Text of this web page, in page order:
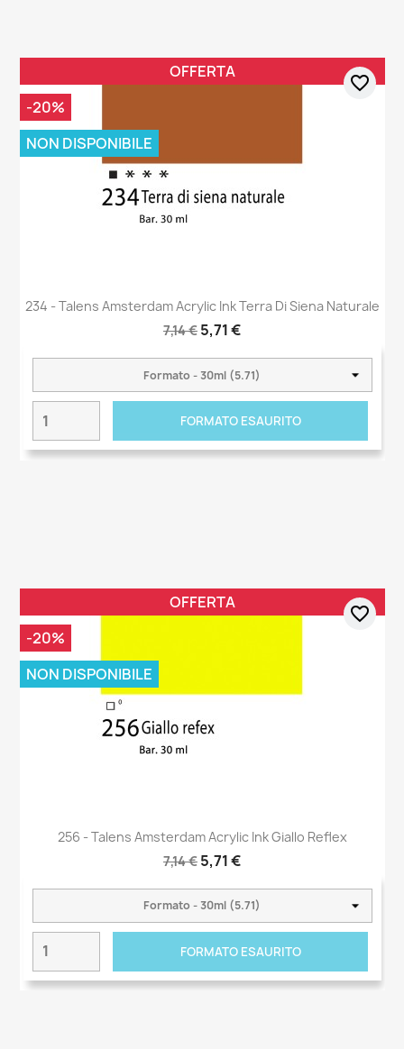
234 - Talens Amsterdam Acrylic Ink Terra Di Siena Naturale
7,14 € 5,71 €
FORMATO ESAURITO
OFFERTA
-20%
NON DISPONIBILE
favorite_border
256 - Talens Amsterdam Acrylic Ink Giallo Reflex
7,14 € 5,71 €
FORMATO ESAURITO
OFFERTA
-20%
NON DISPONIBILE
favorite_border